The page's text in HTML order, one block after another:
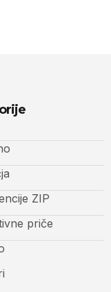
ZIP
priče